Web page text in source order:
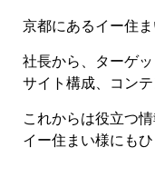
京都にあるイー住
社長から、ターゲ
サイト構成、コン
これからは役立つ
イー住まい様にも